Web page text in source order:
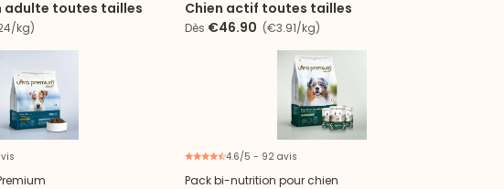
adulte toutes tailles
kg)
Chien actif toutes tailles
Dès €46.90 (€3.91/kg)
4.6/5 - 92 avis
Pack bi-nutrition pour chien